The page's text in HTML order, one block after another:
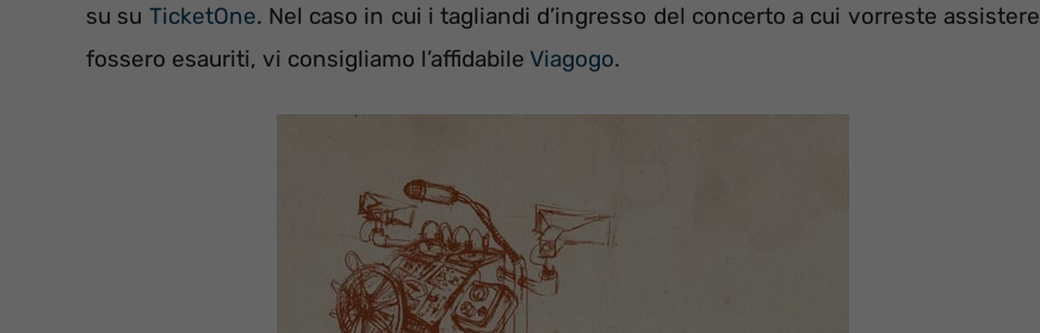
su su TicketOne. Nel caso in cui i tagliandi d’ingresso del concerto a cui vorreste assistere
fossero esauriti, vi consigliamo l’affidabile Viagogo.